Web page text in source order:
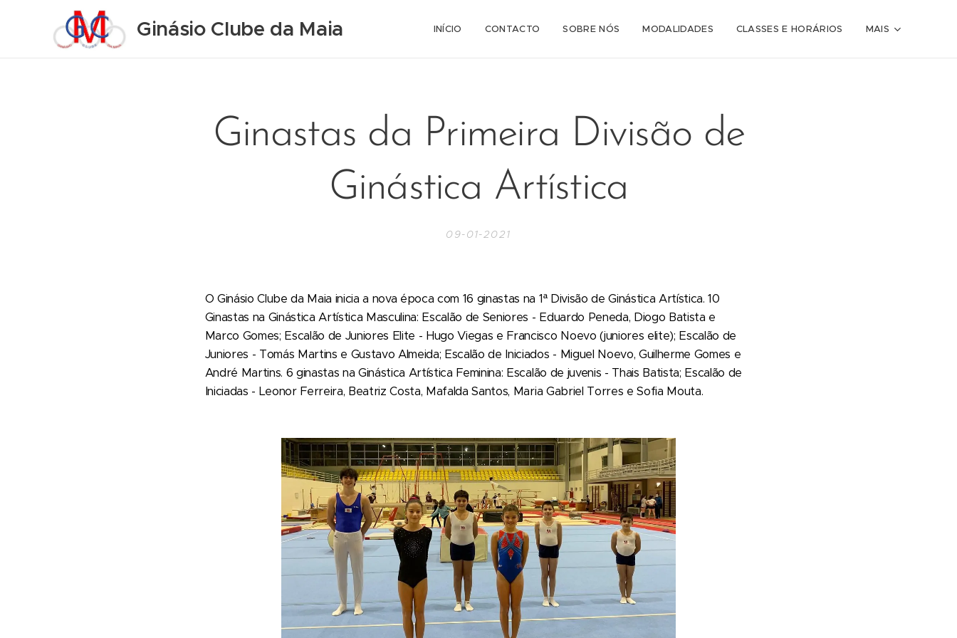
Ginásio Clube da Maia INÍCIO CONTACTO SOBRE NÓS MODALIDADES CLASSES E HORÁRIOS MAIS
Ginastas da Primeira Divisão de
Ginástica Artística
09-01-2021
O Ginásio Clube da Maia inicia a nova época com 16 ginastas na 1ª Divisão de Ginástica Artística. 10
Ginastas na Ginástica Artística Masculina: Escalão de Seniores - Eduardo Peneda, Diogo Batista e
Marco Gomes; Escalão de Juniores Elite - Hugo Viegas e Francisco Noevo (juniores elite); Escalão de
Juniores - Tomás Martins e Gustavo Almeida; Escalão de Iniciados - Miguel Noevo, Guilherme Gomes e
André Martins. 6 ginastas na Ginástica Artística Feminina: Escalão de juvenis - Thais Batista; Escalão de
Iniciadas - Leonor Ferreira, Beatriz Costa, Mafalda Santos, Maria Gabriel Torres e Sofia Mouta.